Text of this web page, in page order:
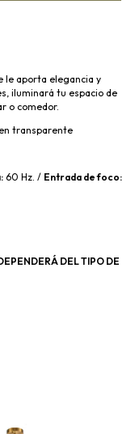
le aporta elegancia y
iluminará tu espacio de
o comedor.
transparente
60 Hz. / Entrada de foco:
DEL TIPO DE